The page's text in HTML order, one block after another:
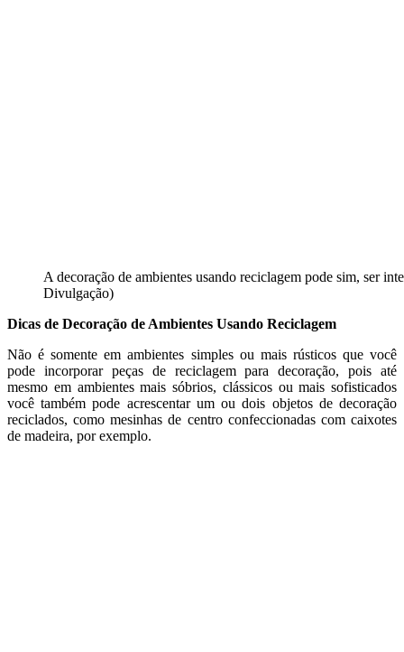
A decoração de ambientes usando reciclagem pode sim, ser
Divulgação)
Dicas de Decoração de Ambientes Usando Reciclagem
Não é somente em ambientes simples ou mais rústicos que você
pode incorporar peças de reciclagem para decoração, pois até
mesmo em ambientes mais sóbrios, clássicos ou mais sofisticados
você também pode acrescentar um ou dois objetos de decoração
reciclados, como mesinhas de centro confeccionadas com caixotes
de madeira, por exemplo.